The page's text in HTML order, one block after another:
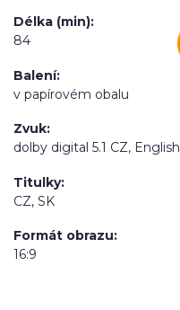
Délka (min)
84
Balení
v papírovém obalu
Zvuk
dolby digital 5.1 CZ, English
Titulky
CZ, SK
Formát obrazu
16:9